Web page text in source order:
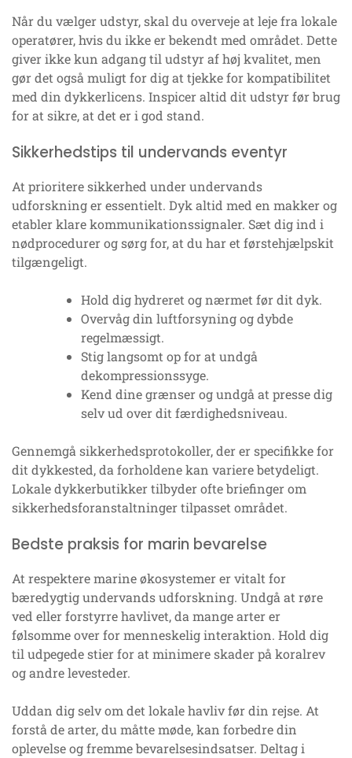
Når du vælger udstyr, skal du overveje at leje fra lokale
operatører, hvis du ikke er bekendt med området. Dette
giver ikke kun adgang til udstyr af høj kvalitet, men
gør det også muligt for dig at tjekke for kompatibilitet
med din dykkerlicens. Inspicer altid dit udstyr før brug
for at sikre, at det er i god stand.
Sikkerhedstips til undervands eventyr
At prioritere sikkerhed under undervands
udforskning er essentielt. Dyk altid med en makker og
etabler klare kommunikationssignaler. Sæt dig ind i
nødprocedurer og sørg for, at du har et førstehjælpskit
tilgængeligt.
Hold dig hydreret og nærmet før dit dyk.
Overvåg din luftforsyning og dybde
regelmæssigt.
Stig langsomt op for at undgå
dekompressionssyge.
Kend dine grænser og undgå at presse dig
selv ud over dit færdighedsniveau.
Gennemgå sikkerhedsprotokoller, der er specifikke for
dit dykkested, da forholdene kan variere betydeligt.
Lokale dykkerbutikker tilbyder ofte briefinger om
sikkerhedsforanstaltninger tilpasset området.
Bedste praksis for marin bevarelse
At respektere marine økosystemer er vitalt for
bæredygtig undervands udforskning. Undgå at røre
ved eller forstyrre havlivet, da mange arter er
følsomme over for menneskelig interaktion. Hold dig
til udpegede stier for at minimere skader på koralrev
og andre levesteder.
Uddan dig selv om det lokale havliv før din rejse. At
forstå de arter, du måtte møde, kan forbedre din
oplevelse og fremme bevarelsesindsatser. Deltag i